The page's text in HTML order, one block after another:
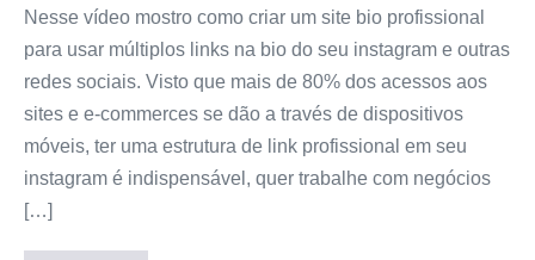
Nesse vídeo mostro como criar um site bio profissional
para usar múltiplos links na bio do seu instagram e outras
redes sociais. Visto que mais de 80% dos acessos aos
sites e e-commerces se dão a través de dispositivos
móveis, ter uma estrutura de link profissional em seu
instagram é indispensável, quer trabalhe com negócios
[…]